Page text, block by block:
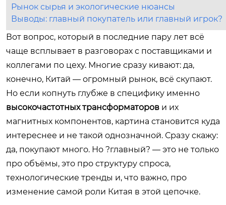
Рынок сырья и экологические нюансы
Выводы: главный покупатель или главный игрок?
Вот вопрос, который в последние пару лет всё
чаще всплывает в разговорах с поставщиками и
коллегами по цеху. Многие сразу кивают: да,
конечно, Китай — огромный рынок, всё скупают.
Но если копнуть глубже в специфику именно
высокочастотных трансформаторов и их
магнитных компонентов, картина становится куда
интереснее и не такой однозначной. Сразу скажу:
да, покупают много. Но ?главный? — это не только
про объёмы, это про структуру спроса,
технологические тренды и, что важно, про
изменение самой роли Китая в этой цепочке.